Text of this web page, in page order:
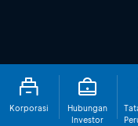
Korporasi
Hubungan
Investor